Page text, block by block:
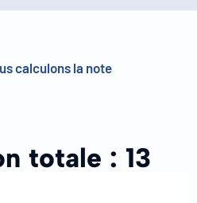
calculons la note
totale : 13